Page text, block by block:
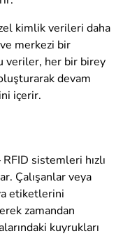
kimlik verileri daha
merkezi bir
veriler, her bir birey
devam
içerir.
RFID sistemleri hızlı
Çalışanlar veya
etiketlerini
zamandan
kuyrukları